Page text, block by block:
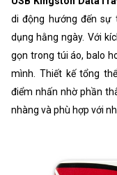
di động hướng đến sự
dụng hằng ngày. Với
gọn trong túi áo, balo
mình. Thiết kế tổng
điểm nhấn nhờ phần
nhàng và phù hợp với